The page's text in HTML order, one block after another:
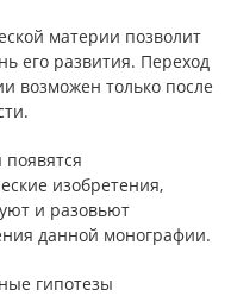
материи позволит
его развития. Переход
возможен только после
изобретения,
и разовьют
данной монографии.
гипотезы